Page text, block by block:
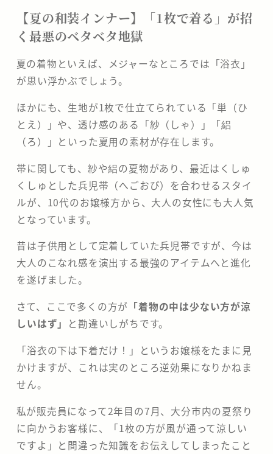
【夏の和装インナー】「1枚で着る」が招
く最悪のベタベタ地獄
​夏の着物といえば、メジャーなところでは「浴衣」
が思い浮かぶでしょう。
ほかにも、生地が1枚で仕立てられている「単（ひ
とえ）」や、透け感のある「紗（しゃ）」「絽
（ろ）」といった夏用の素材が存在します。
帯に関しても、紗や絽の夏物があり、最近はくしゅ
くしゅとした兵児帯（へごおび）を合わせるスタイ
ルが、10代のお嬢様方から、大人の女性にも大人気
となっています。
昔は子供用として定着していた兵児帯ですが、今は
大人のこなれ感を演出する最強のアイテムへと進化
を遂げました。
​さて、ここで多くの方が 「着物の中は少ない方が涼
しいはず」
と勘違いしがちです。
「浴衣の下は下着だけ！」というお嬢様をたまに見
かけますが、これは実のところ逆効果になりかねま
せん。
​私が販売員になって2年目の7月、大分市内の夏祭り
に向かうお客様に、「1枚の方が風が通って涼しい
ですよ」と間違った知識をお伝えしてしまったこと